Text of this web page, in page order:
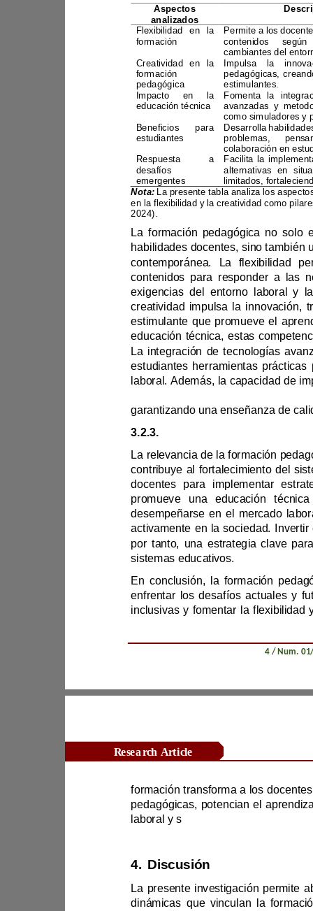
Revista Científica Zambos / Vol. 04
analizados
Flexibilidad en la
Creatividad en la
pedagógica
estimulantes.
Impacto en la
educación técnica
Beneficios para
estudiantes
Respuesta a
emergentes
Nota:
en la flexibilidad y la
contenidos para re
estimulante que promueve el apr
3.2.3
sistemas educativos.
Research Article
laboral y s
4. Discusión